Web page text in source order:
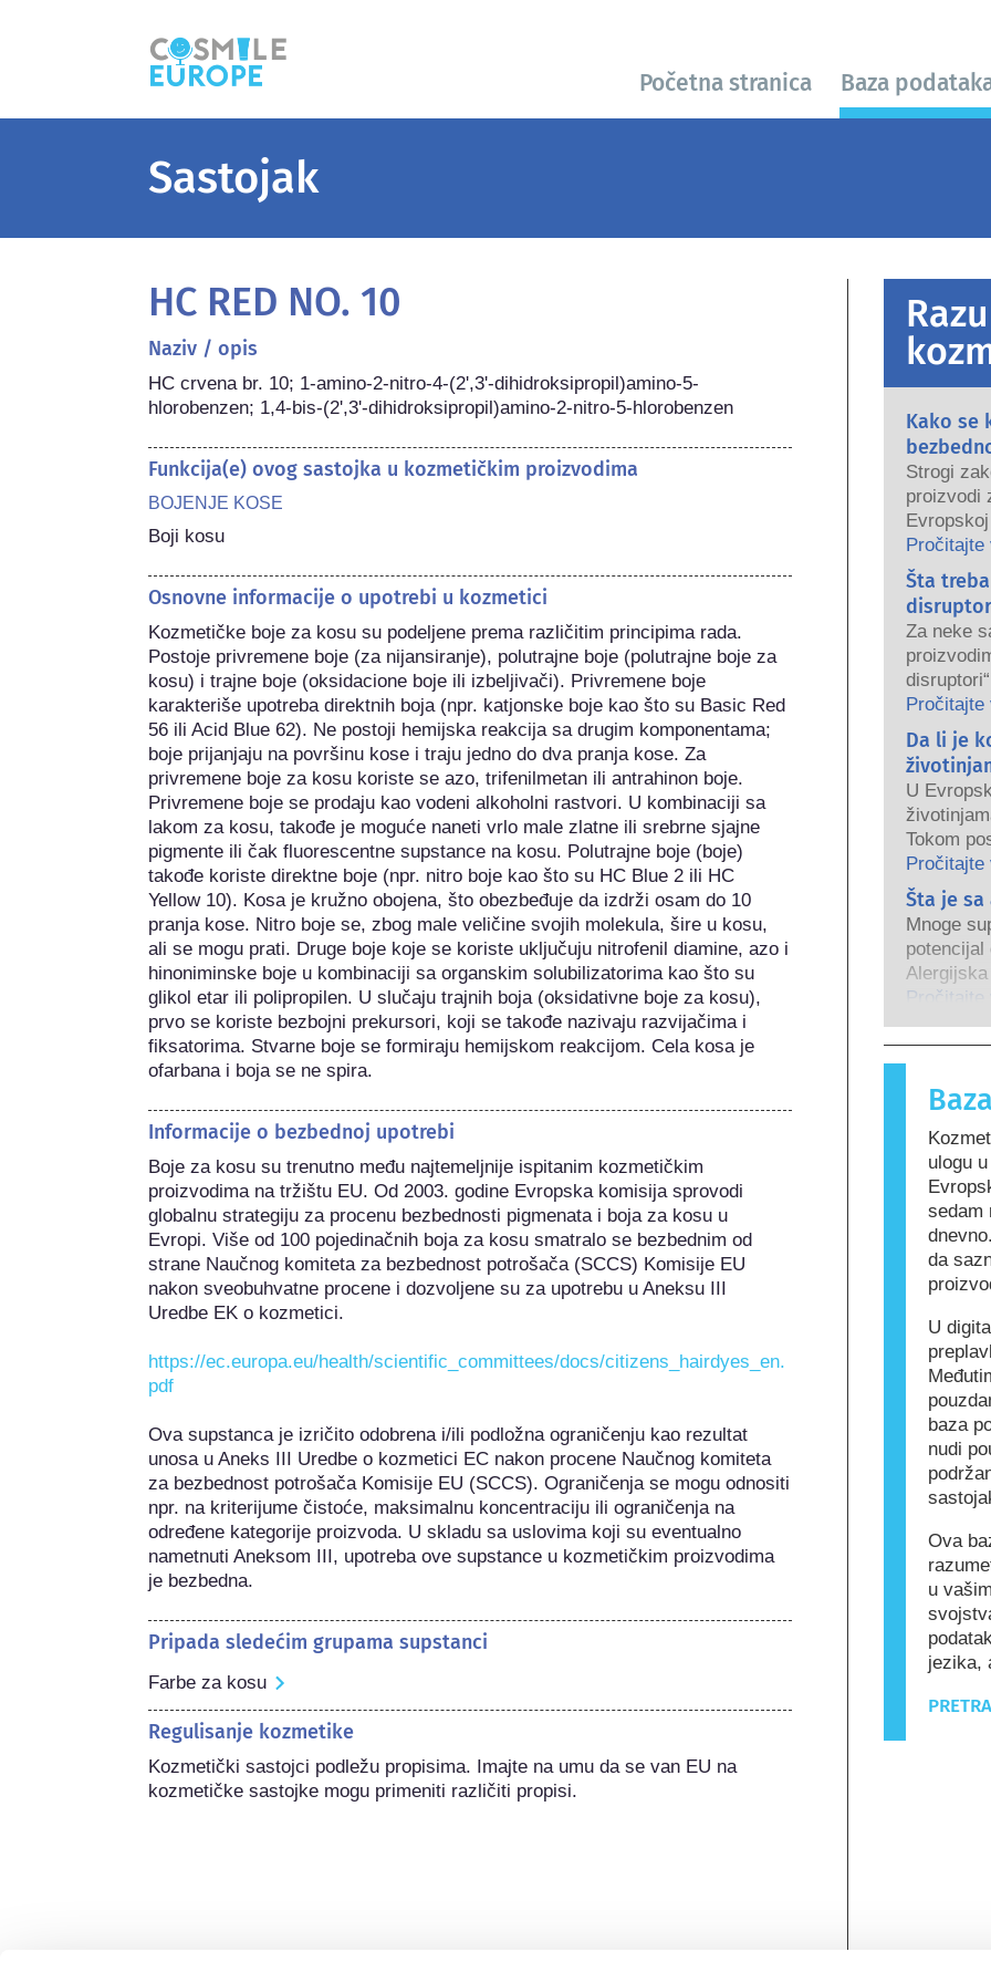
Početna stranica Baza
Sastojak
HC RED NO. 10
Naziv / opis
HC crvena br. 10; 1-amino-2-nitro-4-(2',3'-dihidroksipropil)amino-5-
hlorobenzen; 1,4-bis-(2',3'-dihidroksipropil)amino-2-nitro-5-hlorobenzen
Funkcija(e) ovog sastojka u kozmetičkim proizvodima
BOJENJE KOSE
Boji kosu
Osnovne informacije o upotrebi u kozmetici
Kozmetičke boje za kosu su podeljene prema različitim principima rada.
Postoje privremene boje (za nijansiranje), polutrajne boje (polutrajne boje za
kosu) i trajne boje (oksidacione boje ili izbeljivači). Privremene boje
karakteriše upotreba direktnih boja (npr. katjonske boje kao što su Basic Red
56 ili Acid Blue 62). Ne postoji hemijska reakcija sa drugim komponentama;
boje prijanjaju na površinu kose i traju jedno do dva pranja kose. Za
privremene boje za kosu koriste se azo, trifenilmetan ili antrahinon boje.
Privremene boje se prodaju kao vodeni alkoholni rastvori. U kombinaciji sa
lakom za kosu, takođe je moguće naneti vrlo male zlatne ili srebrne sjajne
pigmente ili čak fluorescentne supstance na kosu. Polutrajne boje (boje)
takođe koriste direktne boje (npr. nitro boje kao što su HC Blue 2 ili HC
Yellow 10). Kosa je kružno obojena, što obezbeđuje da izdrži osam do 10
pranja kose. Nitro boje se, zbog male veličine svojih molekula, šire u kosu,
ali se mogu prati. Druge boje koje se koriste uključuju nitrofenil diamine, azo i
hinoniminske boje u kombinaciji sa organskim solubilizatorima kao što su
glikol etar ili polipropilen. U slučaju trajnih boja (oksidativne boje za kosu),
prvo se koriste bezbojni prekursori, koji se takođe nazivaju razvijačima i
fiksatorima. Stvarne boje se formiraju hemijskom reakcijom. Cela kosa je
ofarbana i boja se ne spira.
Informacije o bezbednoj upotrebi
Boje za kosu su trenutno među najtemeljnije ispitanim kozmetičkim
proizvodima na tržištu EU. Od 2003. godine Evropska komisija sprovodi
globalnu strategiju za procenu bezbednosti pigmenata i boja za kosu u
Evropi. Više od 100 pojedinačnih boja za kosu smatralo se bezbednim od
strane Naučnog komiteta za bezbednost potrošača (SCCS) Komisije EU
nakon sveobuhvatne procene i dozvoljene su za upotrebu u Aneksu III
Uredbe EK o kozmetici.
https://ec.europa.eu/health/scientific_committees/docs/citizens_hairdyes_en.
pdf
Ova supstanca je izričito odobrena i/ili podložna ograničenju kao rezultat
unosa u Aneks III Uredbe o kozmetici EC nakon procene Naučnog komiteta
za bezbednost potrošača Komisije EU (SCCS). Ograničenja se mogu odnositi
npr. na kriterijume čistoće, maksimalnu koncentraciju ili ograničenja na
određene kategorije proizvoda. U skladu sa uslovima koji su eventualno
nametnuti Aneksom III, upotreba ove supstance u kozmetičkim proizvodima
je bezbedna.
Pripada sledećim grupama supstanci
Farbe za kosu
Regulisanje kozmetike
Kozmetički sastojci podležu propisima. Imajte na umu da se van EU na
kozmetičke sastojke mogu primeniti različiti propisi.
Kako se
Strogi
proizvodi
organi
Pročitajte
Šta
Za neke
zato što
hormon
sistem.
malo
izazivaju
strane
su
pokrivaju
Pročitajte
Da li je
U
Tokom
što je
snagu,
ulagala u
u razvoju
Pročitajte
Šta je sa
Mnoge
potencijal
osobe
alergijsku
mogu da
alergeni
nije
Pročitajte
ulogu
sedam
da
U
baza
nudi
Ova
u
jezika,